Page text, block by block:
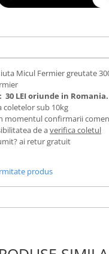
gazonul
si
aparate de tuns
cutii depozitare
Micul Fermier greutate
30 LEI oriunde in Romania.
coletelor sub 10kg
momentul confirmarii
de averifica coletul
ai retur gratuit
produs